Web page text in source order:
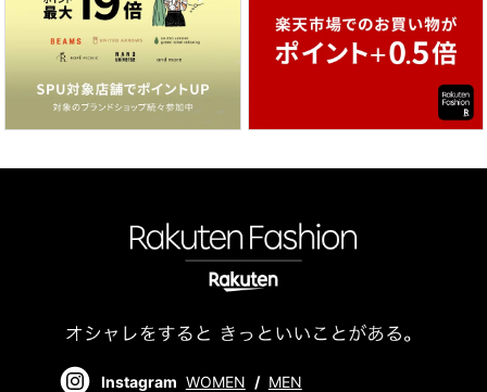
Instagram WOMEN / MEN